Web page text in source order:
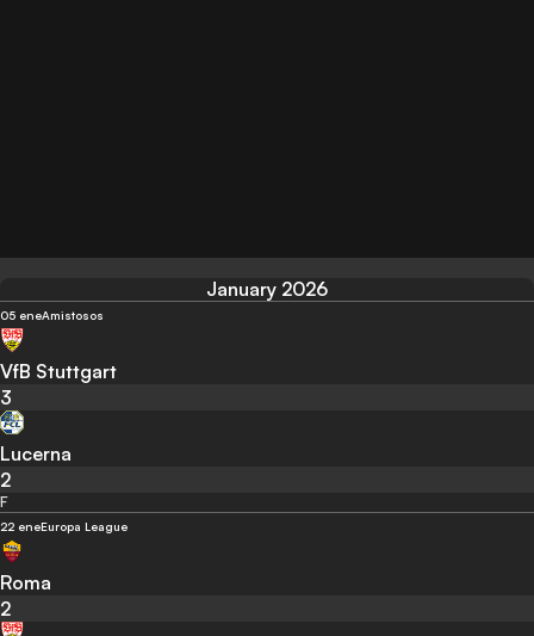
January 2026
05 eneAmistosos
VfB Stuttgart
3
Lucerna
2
F
22 eneEuropa League
Roma
2